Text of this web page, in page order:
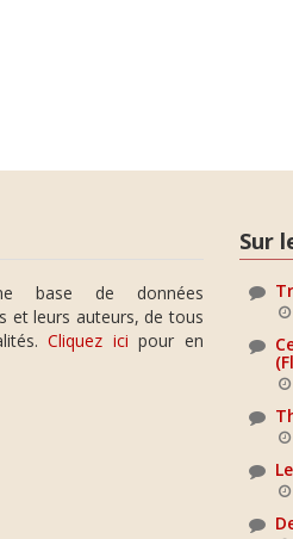
base de données
et leurs auteurs, de tous
Cliquez ici pour en
Sur